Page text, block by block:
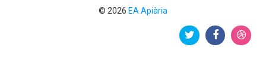
© 2026 EA Apiària